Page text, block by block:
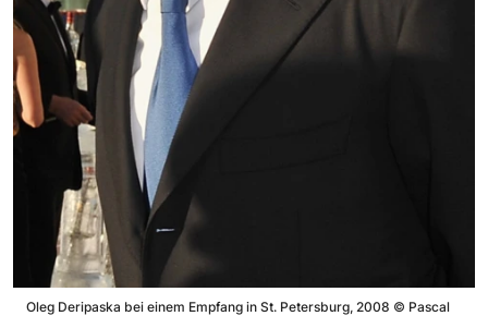
Oleg Deripaska bei einem Empfang in St. Petersburg, 2008 © Pascal